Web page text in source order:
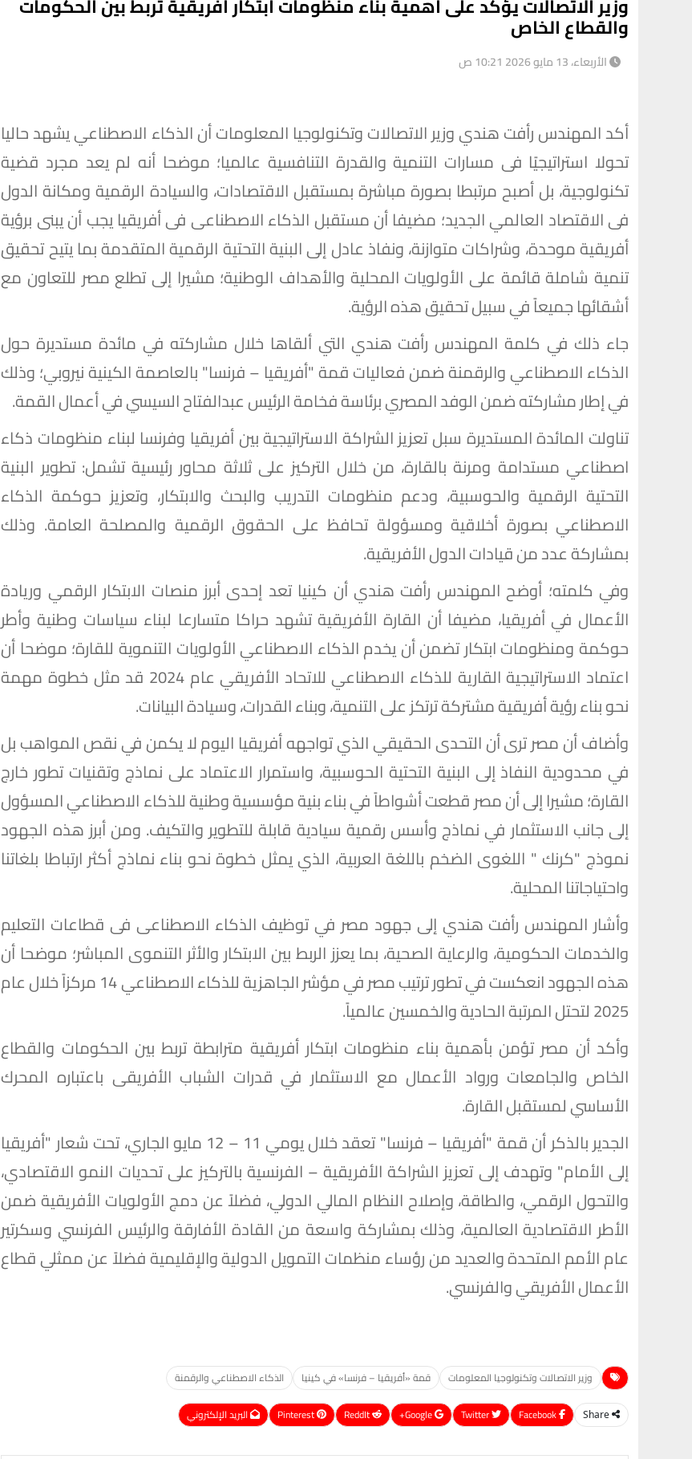
والقطاع الخاص
الأربعاء، 13 مايو 2026 10:21 ص
أكد المهندس رأفت هندي وزير الاتصالات وتكنولوجيا المعلومات أن الذكاء الاصطناعي يشهد حاليا
تحولا استراتيجيًا فى مسارات التنمية والقدرة التنافسية عالميا؛ موضحا أنه لم يعد مجرد قضية
تكنولوجية، بل أصبح مرتبطا بصورة مباشرة بمستقبل الاقتصادات، والسيادة الرقمية ومكانة الدول
فى الاقتصاد العالمي الجديد؛ مضيفا أن مستقبل الذكاء الاصطناعى فى أفريقيا يجب أن يبنى برؤية
أفريقية موحدة، وشراكات متوازنة، ونفاذ عادل إلى البنية التحتية الرقمية المتقدمة بما يتيح تحقيق
تنمية شاملة قائمة على الأولويات المحلية والأهداف الوطنية؛ مشيرا إلى تطلع مصر للتعاون مع
أشقائها جميعاً في سبيل تحقيق هذه الرؤية.
جاء ذلك في كلمة المهندس رأفت هندي التي ألقاها خلال مشاركته في مائدة مستديرة حول
الذكاء الاصطناعي والرقمنة ضمن فعاليات قمة "أفريقيا – فرنسا" بالعاصمة الكينية نيروبي؛ وذلك
في إطار مشاركته ضمن الوفد المصري برئاسة فخامة الرئيس عبدالفتاح السيسي في أعمال القمة.
تناولت المائدة المستديرة سبل تعزيز الشراكة الاستراتيجية بين أفريقيا وفرنسا لبناء منظومات ذكاء
اصطناعي مستدامة ومرنة بالقارة، من خلال التركيز على ثلاثة محاور رئيسية تشمل: تطوير البنية
التحتية الرقمية والحوسبية، ودعم منظومات التدريب والبحث والابتكار، وتعزيز حوكمة الذكاء
الاصطناعي بصورة أخلاقية ومسؤولة تحافظ على الحقوق الرقمية والمصلحة العامة. وذلك
بمشاركة عدد من قيادات الدول الأفريقية.
وفي كلمته؛ أوضح المهندس رأفت هندي أن كينيا تعد إحدى أبرز منصات الابتكار الرقمي وريادة
الأعمال في أفريقيا، مضيفا أن القارة الأفريقية تشهد حراكا متسارعا لبناء سياسات وطنية وأطر
حوكمة ومنظومات ابتكار تضمن أن يخدم الذكاء الاصطناعي الأولويات التنموية للقارة؛ موضحا أن
اعتماد الاستراتيجية القارية للذكاء الاصطناعي للاتحاد الأفريقي عام 2024 قد مثل خطوة مهمة
نحو بناء رؤية أفريقية مشتركة ترتكز على التنمية، وبناء القدرات، وسيادة البيانات.
وأضاف أن مصر ترى أن التحدى الحقيقي الذي تواجهه أفريقيا اليوم لا يكمن في نقص المواهب بل
في محدودية النفاذ إلى البنية التحتية الحوسبية، واستمرار الاعتماد على نماذج وتقنيات تطور خارج
القارة؛ مشيرا إلى أن مصر قطعت أشواطاً في بناء بنية مؤسسية وطنية للذكاء الاصطناعي المسؤول
إلى جانب الاستثمار في نماذج وأسس رقمية سيادية قابلة للتطوير والتكيف. ومن أبرز هذه الجهود
نموذج "كرنك " اللغوى الضخم باللغة العربية، الذي يمثل خطوة نحو بناء نماذج أكثر ارتباطا بلغاتنا
واحتياجاتنا المحلية.
وأشار المهندس رأفت هندي إلى جهود مصر في توظيف الذكاء الاصطناعى فى قطاعات التعليم
والخدمات الحكومية، والرعاية الصحية، بما يعزز الربط بين الابتكار والأثر التنموى المباشر؛ موضحا أن
هذه الجهود انعكست في تطور ترتيب مصر في مؤشر الجاهزية للذكاء الاصطناعي 14 مركزاً خلال عام
2025 لتحتل المرتبة الحادية والخمسين عالمياً.
وأكد أن مصر تؤمن بأهمية بناء منظومات ابتكار أفريقية مترابطة تربط بين الحكومات والقطاع
الخاص والجامعات ورواد الأعمال مع الاستثمار في قدرات الشباب الأفريقى باعتباره المحرك
الأساسي لمستقبل القارة.
الجدير بالذكر أن قمة "أفريقيا – فرنسا" تعقد خلال يومي 11 – 12 مايو الجاري، تحت شعار "أفريقيا
إلى الأمام" وتهدف إلى تعزيز الشراكة الأفريقية – الفرنسية بالتركيز على تحديات النمو الاقتصادي،
والتحول الرقمي، والطاقة، وإصلاح النظام المالي الدولي، فضلاً عن دمج الأولويات الأفريقية ضمن
الأطر الاقتصادية العالمية، وذلك بمشاركة واسعة من القادة الأفارقة والرئيس الفرنسي وسكرتير
عام الأمم المتحدة والعديد من رؤساء منظمات التمويل الدولية والإقليمية فضلاً عن ممثلي قطاع
الأعمال الأفريقي والفرنسي.
وزير الاتصالات وتكنولوجيا المعلومات قمة «أفريقيا – فرنسا» في كينيا الذكاء الاصطناعي والرقمنة
Share
Google+
ReddIt
Pinterest البريد الإلكتروني